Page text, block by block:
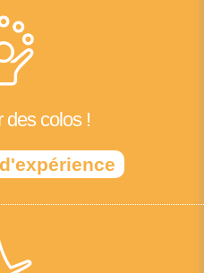
des colos !